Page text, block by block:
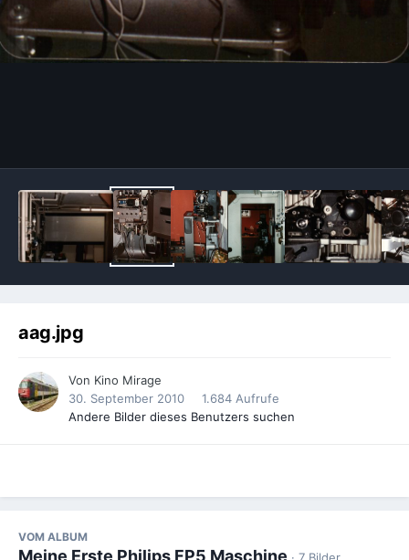
aag.jpg
Von Kino Mirage
30. September 2010
1.684 Aufrufe
Andere Bilder dieses Benutzers suchen
VOM ALBUM
Meine Erste Philips FP5 Maschine